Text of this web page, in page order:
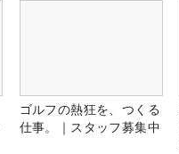
ゴルフの熱狂を、つくる
仕事。｜スタッフ募集中